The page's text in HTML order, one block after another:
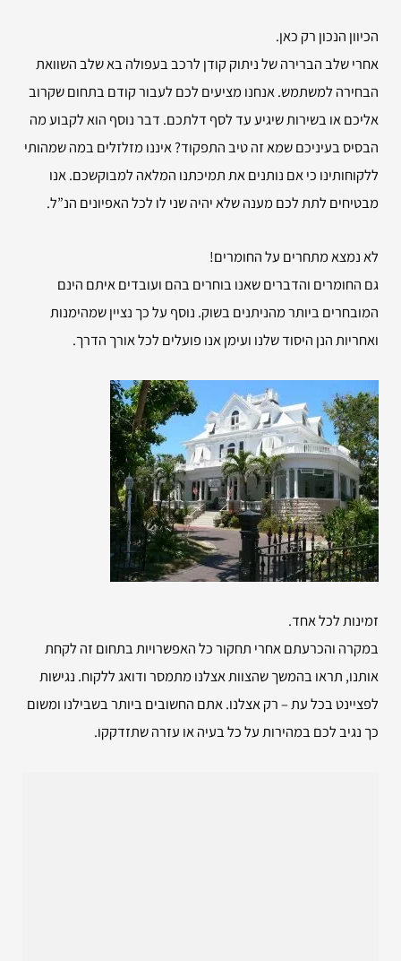
הכיוון הנכון רק כאן.
אחרי שלב הברירה של ניתוק קודן לרכב בעפולה בא שלב השוואת
הבחירה למשתמש. אנחנו מציעים לכם לעבור קודם בתחום שקרוב
אליכם או בשירות שיגיע עד לסף דלתכם. דבר נוסף הוא לקבוע מה
הבסיס בעיניכם שמא זה טיב התפקוד? איננו מזלזלים במה שמהותי
ללקוחותינו כי אם נותנים את תמיכתנו המלאה למבוקשכם. אנו
מבטיחים לתת לכם מענה שלא יהיה שני לו לכל האפיונים הנ”ל.
לא נמצא מתחרים על החומרים!
גם החומרים והדברים שאנו בוחרים בהם ועובדים איתם הינם
המובחרים ביותר מהניתנים בשוק. נוסף על כך נציין שמהימנות
ואחריות הנן היסוד שלנו ועימן אנו פועלים לכל אורך הדרך.
זמינות לכל אחד.
במקרה והכרעתם אחרי תחקור כל האפשרויות בתחום זה לקחת
אותנו, תראו בהמשך שהצוות אצלנו מתמסר ודואג ללקוח. נגישות
לפציינט בכל עת – רק אצלנו. אתם החשובים ביותר בשבילנו ומשום
כך נגיב לכם במהירות על כל בעיה או עזרה שתזדקקו.